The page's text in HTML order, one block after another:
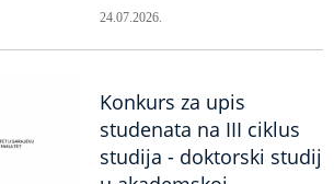
24.07.2026.
Konkurs za upis
studenata na III ciklus
studija - doktorski studij